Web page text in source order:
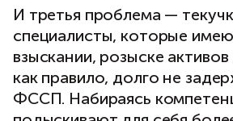
И третья проблема —
специалисты, которые
взыскании, розыске
как правило, долго не
ФССП. Набираясь